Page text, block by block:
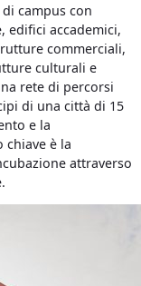
campus con
edifici accademici,
commerciali,
culturali e
rete di percorsi
di una città di 15
e la
è la
attraverso